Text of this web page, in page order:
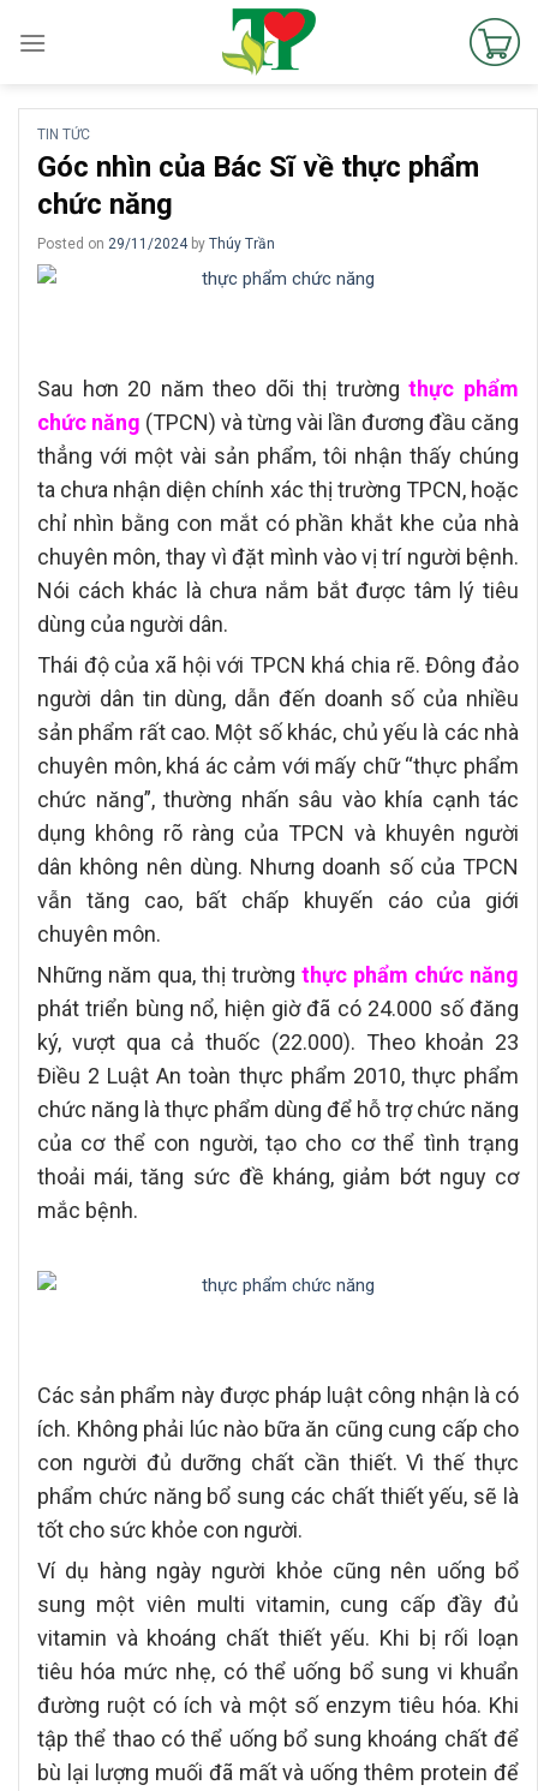
TIN TỨC
Góc nhìn của Bác Sĩ về thực phẩm
chức năng
Posted on 29/11/2024by Thúy Trần
Sau hơn 20 năm theo dõi thị trườngthực phẩm
chức năng (TPCN) và từng vài lần đương đầu căng
thẳng với một vài sản phẩm, tôi nhận thấy chúng
ta chưa nhận diện chính xác thị trường TPCN, hoặc
chỉ nhìn bằng con mắt có phần khắt khe của nhà
chuyên môn, thay vì đặt mình vào vị trí người bệnh.
Nói cách khác là chưa nắm bắt được tâm lý tiêu
dùng của người dân.
Thái độ của xã hội với TPCN khá chia rẽ. Đông đảo
người dân tin dùng, dẫn đến doanh số của nhiều
sản phẩm rất cao. Một số khác, chủ yếu là các nhà
chuyên môn, khá ác cảm với mấy chữ “thực phẩm
chức năng”, thường nhấn sâu vào khía cạnh tác
dụng không rõ ràng của TPCN và khuyên người
dân không nên dùng. Nhưng doanh số của TPCN
vẫn tăng cao, bất chấp khuyến cáo của giới
chuyên môn.
Những năm qua, thị trường thực phẩm chức năng
phát triển bùng nổ, hiện giờ đã có 24.000 số đăng
ký, vượt qua cả thuốc (22.000). Theo khoản 23
Điều 2 Luật An toàn thực phẩm 2010, thực phẩm
chức năng là thực phẩm dùng để hỗ trợ chức năng
của cơ thể con người, tạo cho cơ thể tình trạng
thoải mái, tăng sức đề kháng, giảm bớt nguy cơ
mắc bệnh.
Các sản phẩm này được pháp luật công nhận là có
ích. Không phải lúc nào bữa ăn cũng cung cấp cho
con người đủ dưỡng chất cần thiết. Vì thế thực
phẩm chức năng bổ sung các chất thiết yếu, sẽ là
tốt cho sức khỏe con người.
Ví dụ hàng ngày người khỏe cũng nên uống bổ
sung một viên multi vitamin, cung cấp đầy đủ
vitamin và khoáng chất thiết yếu. Khi bị rối loạn
tiêu hóa mức nhẹ, có thể uống bổ sung vi khuẩn
đường ruột có ích và một số enzym tiêu hóa. Khi
tập thể thao có thể uống bổ sung khoáng chất để
bù lại lượng muối đã mất và uống thêm protein để